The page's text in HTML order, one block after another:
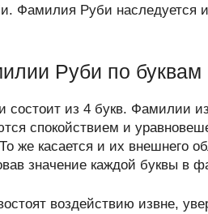
Фамилия Руби наследуется
Руби по буквам
из 4 букв. Фамилии
спокойствием и
же касается и их внешнего
значение каждой буквы в
воздействию извне,